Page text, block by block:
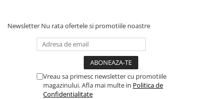
Newsletter Nu rata ofertele si promotiile noastre
Vreau sa primesc newsletter cu promotiile
magazinului. Afla mai multe in Politica de
Confidentialitate